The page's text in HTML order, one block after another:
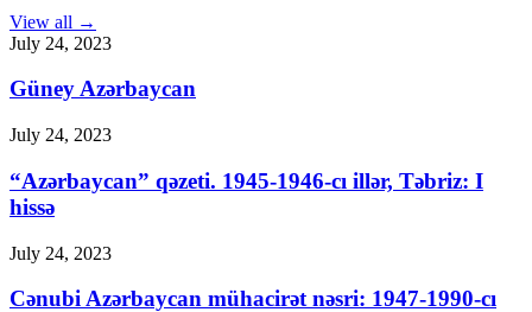
View all →
July 24, 2023
Güney Azərbaycan
July 24, 2023
“Azərbaycan” qəzeti. 1945-1946-cı illər, Təbriz: I
hissə
July 24, 2023
Cənubi Azərbaycan mühacirət nəsri: 1947-1990-cı